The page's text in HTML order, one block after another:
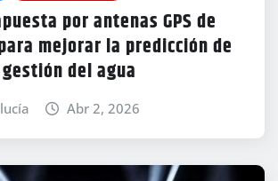
por antenas GPS de
mejorar la predicción de
del agua
Abr 2, 2026